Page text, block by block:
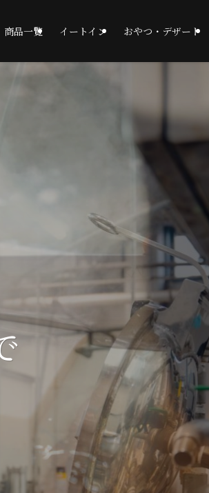
商品一覧 イートイン おやつ・デザート